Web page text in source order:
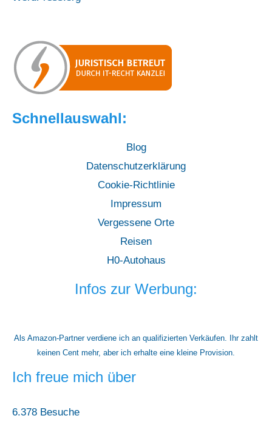
Schnellauswahl:
Blog
Datenschutzerklärung
Cookie-Richtlinie
Impressum
Vergessene Orte
Reisen
H0-Autohaus
Infos zur Werbung:
Als Amazon-Partner verdiene ich an qualifizierten Verkäufen. Ihr zahlt
keinen Cent mehr, aber ich erhalte eine kleine Provision.
Ich freue mich über
6.378 Besuche